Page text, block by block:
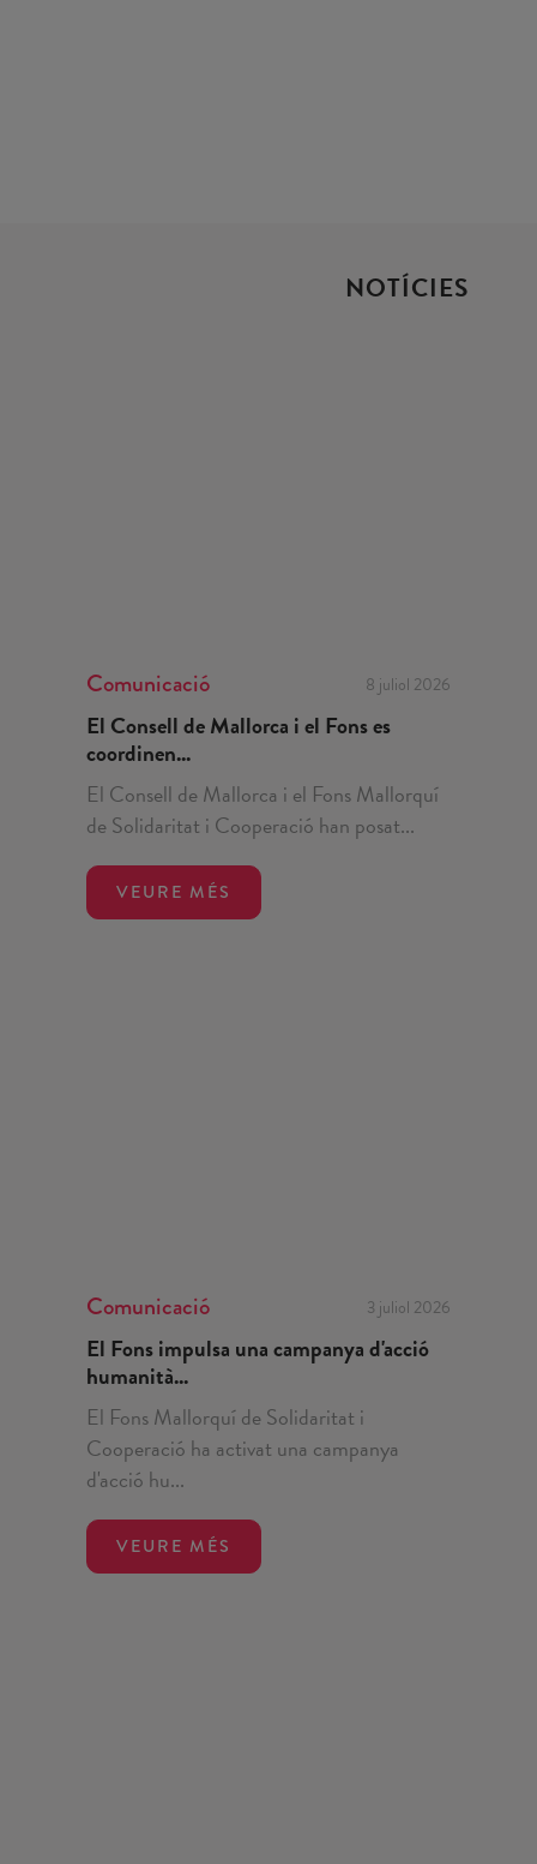
NOTÍCIES
Comunicació 8 juliol 2026
El Consell de Mallorca i el Fons es
coordinen...
El Consell de Mallorca i el Fons Mallorquí
de Solidaritat i Cooperació han posat...
VEURE MÉS
Comunicació 3 juliol 2026
El Fons impulsa una campanya d'acció
humanità...
El Fons Mallorquí de Solidaritat i
Cooperació ha activat una campanya
d'acció hu...
VEURE MÉS